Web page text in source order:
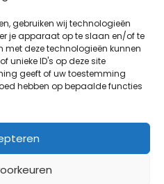
gebruiken wij technologieën
je apparaat op te slaan en/of te
met deze technologieën kunnen
unieke ID's op deze site
geeft of uw toestemming
hebben op bepaalde functies
Y
o
u
u
b
C
o
n
a